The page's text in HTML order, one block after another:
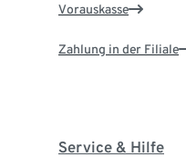
Vorauskasse
Zahlung in der Filiale
Service & Hilfe